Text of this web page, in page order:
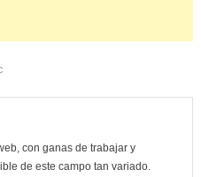
con ganas de trabajar y
de este campo tan variado.